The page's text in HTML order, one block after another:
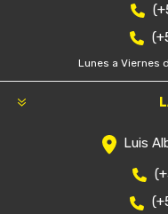
Lunes a Viernes
Luis